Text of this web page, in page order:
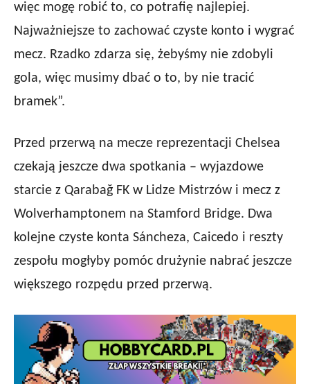
więc mogę robić to, co potrafię najlepiej.
Najważniejsze to zachować czyste konto i wygrać
mecz. Rzadko zdarza się, żebyśmy nie zdobyli
gola, więc musimy dbać o to, by nie tracić
bramek”.
Przed przerwą na mecze reprezentacji Chelsea
czekają jeszcze dwa spotkania – wyjazdowe
starcie z Qarabağ FK w Lidze Mistrzów i mecz z
Wolverhamptonem na Stamford Bridge. Dwa
kolejne czyste konta Sáncheza, Caicedo i reszty
zespołu mogłyby pomóc drużynie nabrać jeszcze
większego rozpędu przed przerwą.